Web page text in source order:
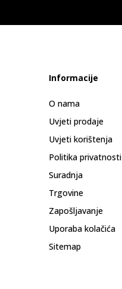
Informacije
O nama
Uvjeti prodaje
Uvjeti korištenja
Politika privatnosti
Suradnja
Trgovine
Zapošljavanje
Uporaba kolačića
Sitemap